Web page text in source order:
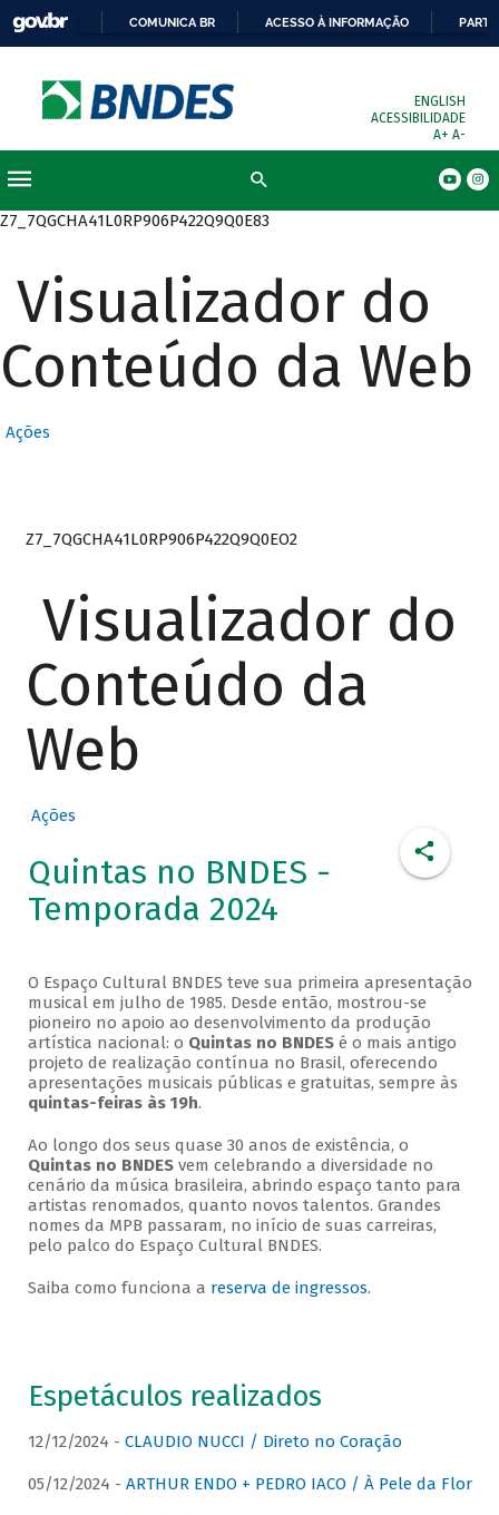
COMUNICA BR ACESSO À INFORMAÇÃO
ENGLISH
ACESSIBILIDADE
A+ A-
Z7_7QGCHA41L0RP906P422Q9Q0E83
Visualizador do
Conteúdo da Web
Ações
Z7_7QGCHA41L0RP906P422Q9Q0EO2
Visualizador do
Conteúdo da
Web
Ações
Quintas no BNDES -
Temporada 2024
O Espaço Cultural BNDES teve sua primeira apresentação
musical em julho de 1985. Desde então, mostrou-se
pioneiro no apoio ao desenvolvimento da produção
artística nacional: o Quintas no BNDESé o mais antigo
projeto de realização contínua no Brasil, oferecendo
apresentações musicais públicas e gratuitas, sempre às
quintas-feiras às 19h.
Ao longo dos seus quase 30 anos de existência, o
Quintas no BNDESvem celebrando a diversidade no
cenário da música brasileira, abrindo espaço tanto para
artistas renomados, quanto novos talentos. Grandes
nomes da MPB passaram, no início de suas carreiras,
pelo palco do Espaço Cultural BNDES.
Saiba como funciona a reserva de ingressos.
Espetáculos realizados
12/12/2024 - CLAUDIO NUCCI / Direto no Coração
05/12/2024 - ARTHUR ENDO + PEDRO IACO / À Pele da Flor